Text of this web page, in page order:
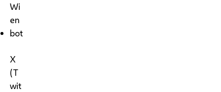
Wi
en
bot
X
(T
wit